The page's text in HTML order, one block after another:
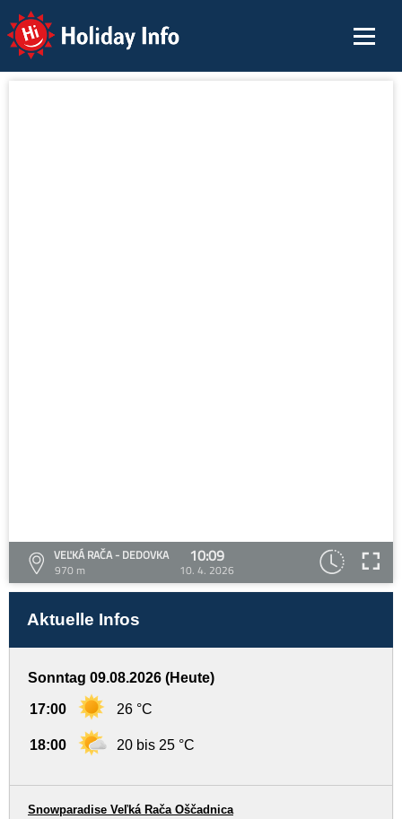
Holiday Info
VEĽKÁ RAČA - DEDOVKA
970 m
10:09
10. 4. 2026
Aktuelle Infos
Sonntag 09.08.2026 (Heute)
17:00 26 °C
18:00 20 bis 25 °C
Snowparadise Veľká Rača Oščadnica